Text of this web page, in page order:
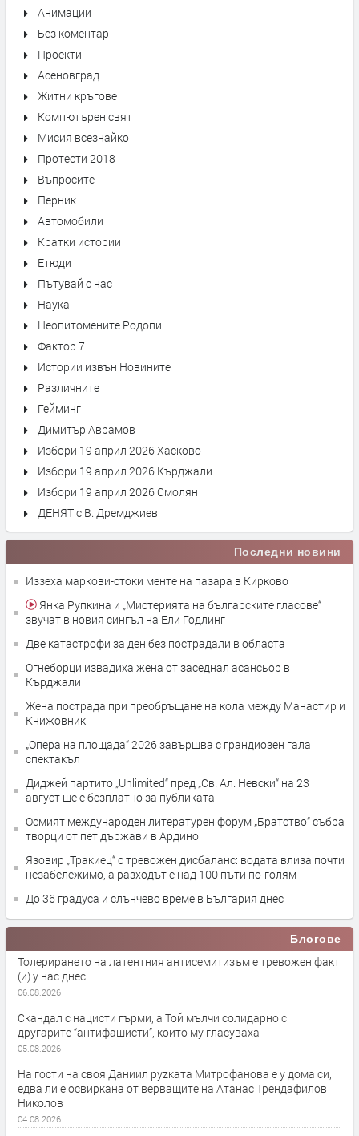
Анимации
Без коментар
Проекти
Асеновград
Житни кръгове
Компютърен свят
Мисия всезнайко
Протести 2018
Въпросите
Перник
Автомобили
Кратки истории
Етюди
Пътувай с нас
Наука
Неопитомените Родопи
Фактор 7
Истории извън Новините
Различните
Гейминг
Димитър Аврамов
Избори 19 април 2026 Хасково
Избори 19 април 2026 Кърджали
Избори 19 април 2026 Смолян
ДЕНЯТ с В. Дремджиев
Последни новини
Иззеха маркови-стоки менте на пазара в Кирково
звучат в новия сингъл на Ели Годлинг
Две катастрофи за ден без пострадали в областа
Огнеборци извадиха жена от заседнал асансьор в
Кърджали
Жена пострада при преобръщане на кола между Манастир и
Книжовник
„Опера на площада“ 2026 завършва с грандиозен гала
спектакъл
Диджей партито „Unlimited“ пред „Св. Ал. Невски“ на 23
август ще е безплатно за публиката
Осмият международен литературен форум „Братство“ събра
творци от пет държави в Ардино
Язовир „Тракиец“ с тревожен дисбаланс: водата влиза почти
незабележимо, а разходът е над 100 пъти по-голям
До 36 градуса и слънчево време в България днес
Блогове
Толерирането на латентния антисемитизъм е тревожен факт
(и) у нас днес
06.08.2026
Скандал с нацисти гърми, а Той мълчи солидарно с
другарите “антифашисти”, които му гласуваха
05.08.2026
На гости на своя Даниил руzката Митрофанова е у дома си,
едва ли е освиркана от верващите на Атанас Трендафилов
Николов
04.08.2026